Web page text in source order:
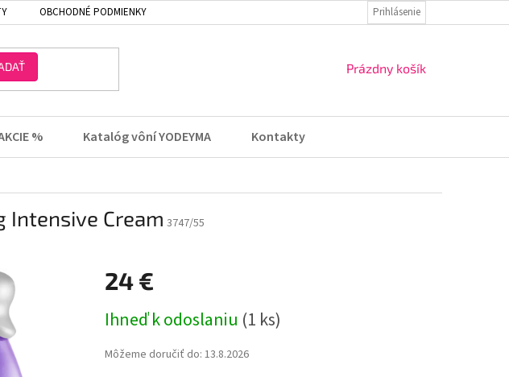
OBCHODNÉ PODMIENKY VRÁTENIE TOVARU A
Prihlásenie
NÁKUPNÝ
Prázdny košík
% Katalóg vôní YODEYMA Kontakty
Intensive Cream 3747/55
24 €
cena:
Ihneď k odoslaniu (1 ks)
Môžeme doručiť do: 13.8.2026